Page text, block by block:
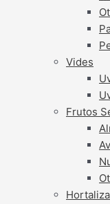
Vides
Frutos